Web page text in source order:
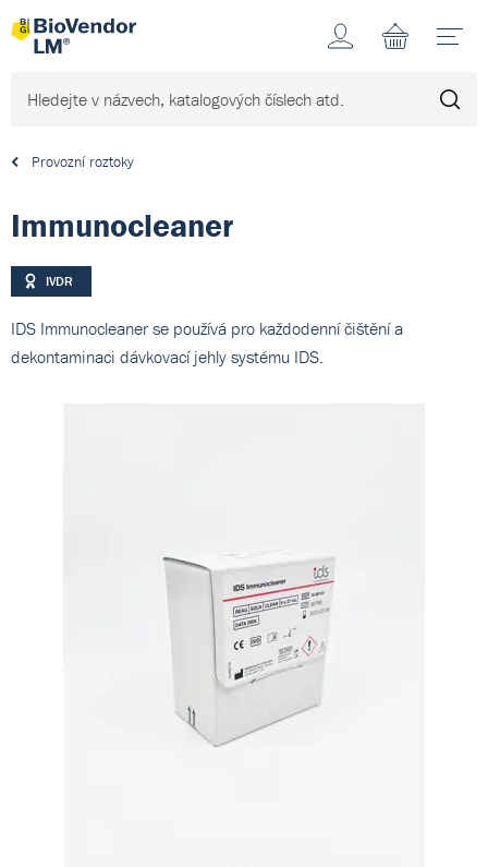
Účet
Provozní roztoky
Immunocleaner
IVDR
IDS Immunocleaner se používá pro každodenní čištění a
dekontaminaci dávkovací jehly systému IDS.